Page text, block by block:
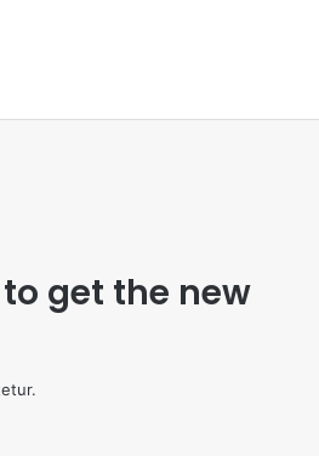
get the new